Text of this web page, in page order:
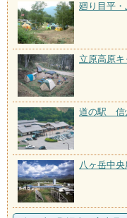
廻り目平
立原高原
道の駅 信
八ヶ岳中央